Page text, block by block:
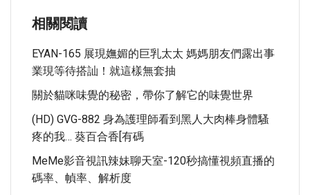
相關閱讀
EYAN-165 展現嫵媚的巨乳太太 媽媽朋友們露出事
業現等待搭訕！就這樣無套抽
關於貓咪味覺的秘密，帶你了解它的味覺世界
(HD) GVG-882 身為護理師看到黑人大肉棒身體騷
疼的我… 葵百合香[有碼
MeMe影音視訊辣妹聊天室-120秒搞懂視頻直播的
碼率、幀率、解析度